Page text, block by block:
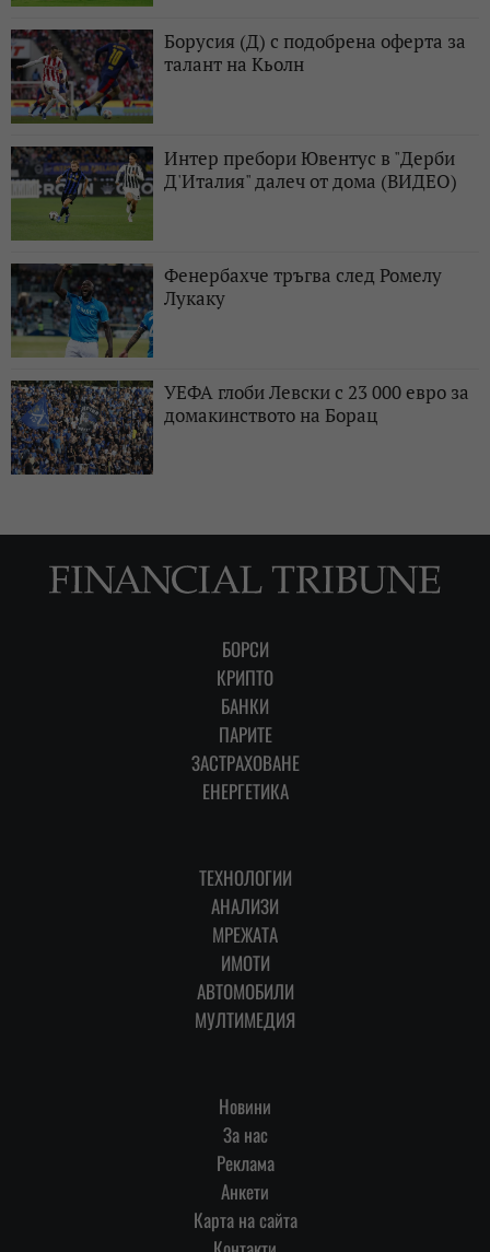
Борусия (Д) с подобрена оферта за
талант на Кьолн
Интер пребори Ювентус в "Дерби
Д'Италия" далеч от дома (ВИДЕО)
Фенербахче тръгва след Ромелу
Лукаку
УЕФА глоби Левски с 23 000 евро за
домакинството на Борац
БОРСИ
КРИПТО
БАНКИ
ПАРИТЕ
ЗАСТРАХОВАНЕ
ЕНЕРГЕТИКА
ТЕХНОЛОГИИ
АНАЛИЗИ
МРЕЖАТА
ИМОТИ
АВТОМОБИЛИ
МУЛТИМЕДИЯ
Новини
За нас
Реклама
Анкети
Карта на сайта